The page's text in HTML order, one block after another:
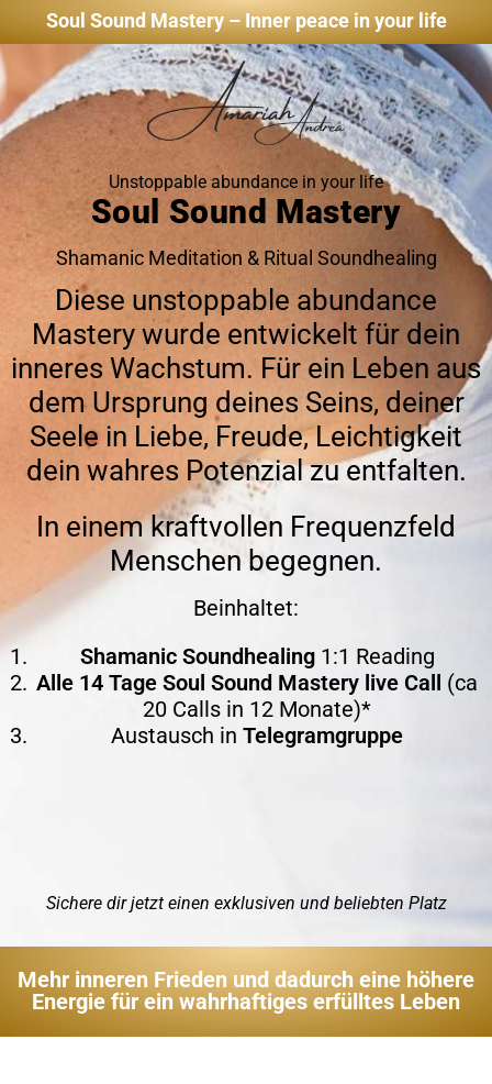
Soul Sound Mastery – Inner peace in your life
Unstoppable abundance in your life
Soul Sound Mastery
Shamanic Meditation & Ritual Soundhealing
Diese unstoppable abundance
Mastery wurde entwickelt für dein
inneres Wachstum. Für ein Leben aus
dem Ursprung deines Seins, deiner
Seele in Liebe, Freude, Leichtigkeit
dein wahres Potenzial zu entfalten.
In einem kraftvollen Frequenzfeld
Menschen begegnen.
Beinhaltet:
Shamanic Soundhealing1:1 Reading
Alle 14 Tage Soul Sound Mastery live Call (ca
20 Calls in 12 Monate)*
Austausch in Telegramgruppe
Sichere dir jetzt einen exklusiven und beliebten Platz
Mehr inneren Frieden und dadurch eine höhere
Energie für ein wahrhaftiges erfülltes Leben